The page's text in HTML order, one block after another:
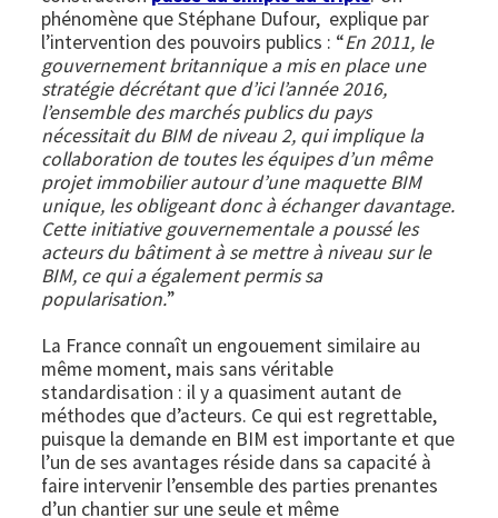
phénomène que Stéphane Dufour, explique par
l’intervention des pouvoirs publics : “En 2011, le
gouvernement britannique a mis en place une
stratégie décrétant que d’ici l’année 2016,
l’ensemble des marchés publics du pays
nécessitait du BIM de niveau 2, qui implique la
collaboration de toutes les équipes d’un même
projet immobilier autour d’une maquette BIM
unique, les obligeant donc à échanger davantage.
Cette initiative gouvernementale a poussé les
acteurs du bâtiment à se mettre à niveau sur le
BIM, ce qui a également permis sa
popularisation.”
La France connaît un engouement similaire au
même moment, mais sans véritable
standardisation : il y a quasiment autant de
méthodes que d’acteurs. Ce qui est regrettable,
puisque la demande en BIM est importante et que
l’un de ses avantages réside dans sa capacité à
faire intervenir l’ensemble des parties prenantes
d’un chantier sur une seule et même